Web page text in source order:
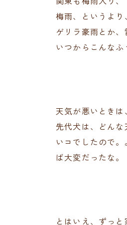
梅雨、というより
ゲリラ豪雨とか、
いつからこんな
天気が悪いときは
先代犬は、どん
いコでしたので
ば大変だったな。
とはいえ、ずっ